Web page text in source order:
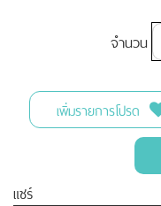
จำนวน
เพิ่มรายการโปรด
แชร์